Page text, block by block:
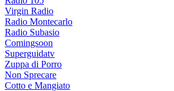
Virgin Radio
Radio Montecarlo
Radio Subasio
Comingsoon
Superguidatv
Zuppa di Porro
Non Sprecare
Cotto e Mangiato